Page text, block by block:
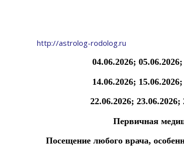
http://astrolog-rodolog.ru
04.06.2026;
14.06.2026; 15.06.2026;
22.06.2026; 23.06.2026;
Первичная
Посещение любого врача,